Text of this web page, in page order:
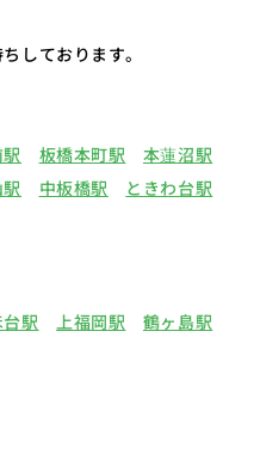
しております。
板橋本町駅
本蓮沼駅
中板橋駅
ときわ台駅
駅 上福岡駅
鶴ヶ島駅